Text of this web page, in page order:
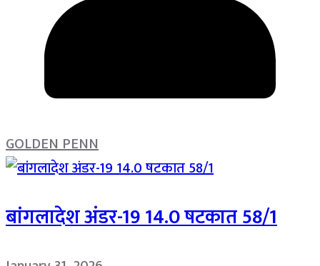
GOLDEN PENN
बांगलादेश अंडर-19 14.0 षटकात 58/1